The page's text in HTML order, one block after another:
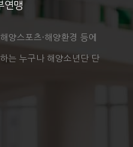
연맹
양스포츠·해양환경 등에
는 누구나 해양소년단 단